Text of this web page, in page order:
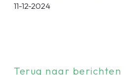
11-12-2024
Terug naar berichten